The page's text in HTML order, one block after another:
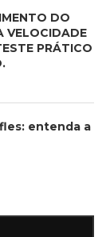
DO
VELOCIDADE
PRÁTICO
entenda a